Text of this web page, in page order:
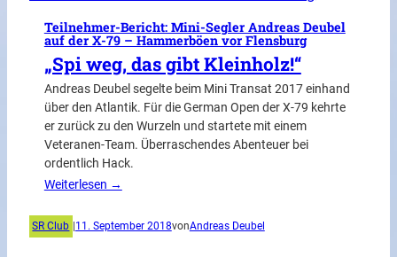
Teilnehmer-Bericht: Mini-Segler Andreas Deubel
auf der X-79 – Hammerböen vor Flensburg
„Spi weg, das gibt Kleinholz!“
Andreas Deubel segelte beim Mini Transat 2017 einhand
über den Atlantik. Für die German Open der X-79 kehrte
er zurück zu den Wurzeln und startete mit einem
Veteranen-Team. Überraschendes Abenteuer bei
ordentlich Hack.
Weiterlesen →
SR Club 11. September 2018vonAndreas Deubel